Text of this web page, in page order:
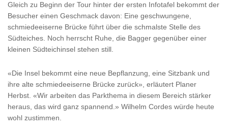
Gleich zu Beginn der Tour hinter der ersten Infotafel bekommt der
Besucher einen Geschmack davon: Eine geschwungene,
schmiedeeiserne Brücke führt über die schmalste Stelle des
Südteiches. Noch herrscht Ruhe, die Bagger gegenüber einer
kleinen Südteichinsel stehen still.
«Die Insel bekommt eine neue Bepflanzung, eine Sitzbank und
ihre alte schmiedeeiserne Brücke zurück», erläutert Planer
Herbst. «Wir arbeiten das Parkthema in diesem Bereich stärker
heraus, das wird ganz spannend.» Wilhelm Cordes würde heute
wohl zustimmen.